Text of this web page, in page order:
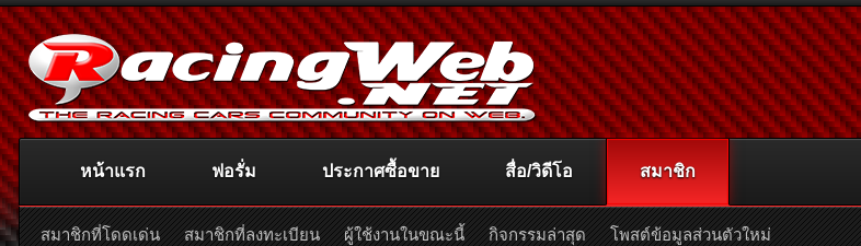
หน้าแรก ฟอรั่ม ประกาศซื้อขาย สื่อ/วิดีโอ สมาชิก
สมาชิกที่โดดเด่น สมาชิกที่ลงทะเบียน ผู้ใช้งานในขณะนี้ กิจกรรมล่าสุด โพสต์ข้อมูลส่วนตัวใหม่